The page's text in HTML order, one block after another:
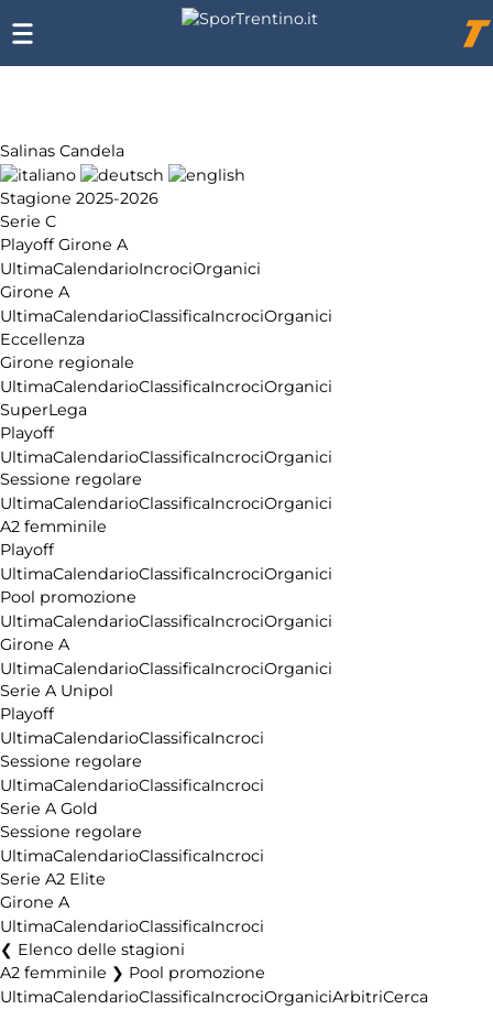
Salinas Candela
Stagione 2025-2026
Serie C
Playoff Girone A
UltimaCalendarioIncrociOrganici
Girone A
UltimaCalendarioClassificaIncrociOrganici
Eccellenza
Girone regionale
UltimaCalendarioClassificaIncrociOrganici
SuperLega
Playoff
UltimaCalendarioClassificaIncrociOrganici
Sessione regolare
UltimaCalendarioClassificaIncrociOrganici
A2 femminile
Playoff
UltimaCalendarioClassificaIncrociOrganici
Pool promozione
UltimaCalendarioClassificaIncrociOrganici
Girone A
UltimaCalendarioClassificaIncrociOrganici
Serie A Unipol
Playoff
UltimaCalendarioClassificaIncroci
Sessione regolare
UltimaCalendarioClassificaIncroci
Serie A Gold
Sessione regolare
UltimaCalendarioClassificaIncroci
Serie A2 Elite
Girone A
UltimaCalendarioClassificaIncroci
Elenco delle stagioni
A2 femminile ❯ Pool promozione
UltimaCalendarioClassificaIncrociOrganiciArbitriCerca
Chi
siamo